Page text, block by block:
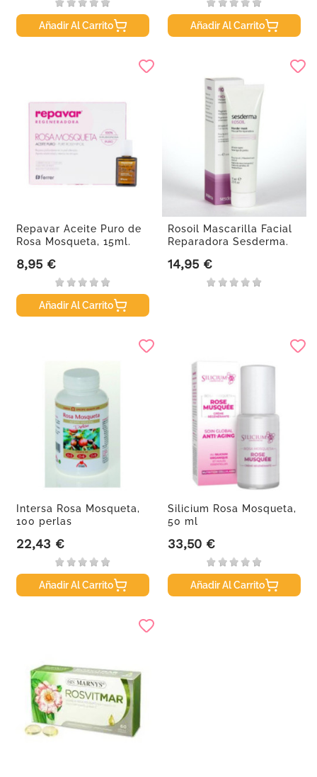
Añadir Al Carrito Añadir Al Carrito
Repavar Aceite Puro de
Rosa Mosqueta, 15ml.
Precio
8,95 €
Añadir Al Carrito
Rosoil Mascarilla Facial
Reparadora Sesderma.
Precio
14,95 €
Intersa Rosa Mosqueta,
100 perlas
Precio
22,43 €
Añadir Al Carrito
Silicium Rosa Mosqueta,
50 ml
Precio
33,50 €
Añadir Al Carrito